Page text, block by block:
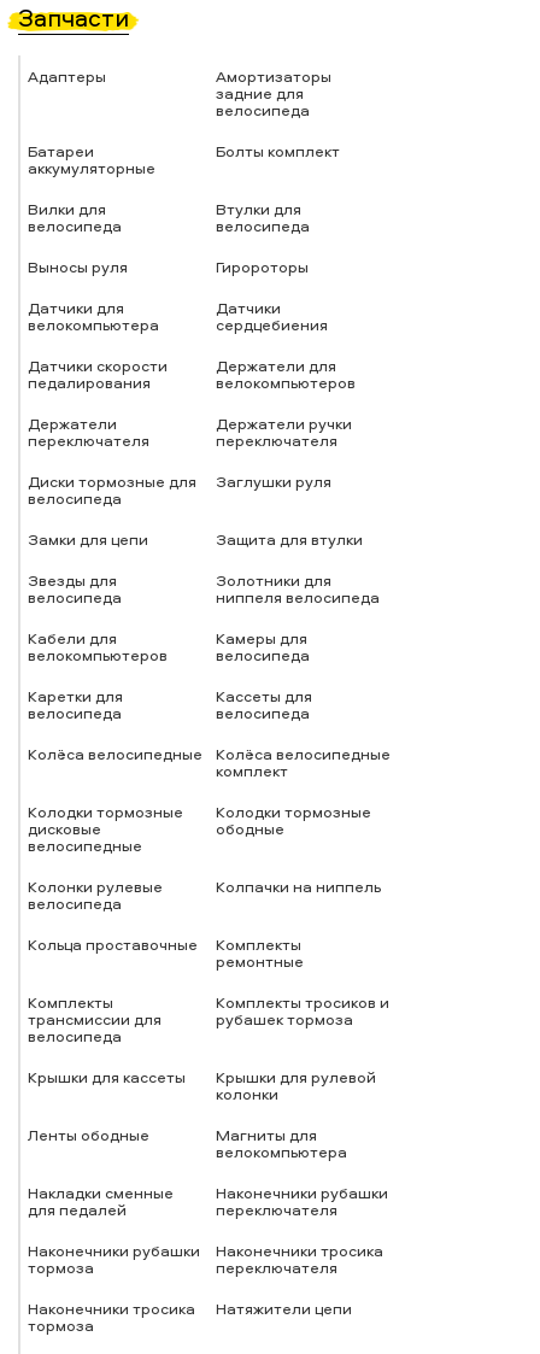
Запчасти
Адаптеры Амортизаторы
задние для
велосипеда
Батареи
аккумуляторные
Болты комплект
Вилки для
велосипеда
Втулки для
велосипеда
Выносы руля
Гиророторы
Датчики для
велокомпьютера
Датчики
сердцебиения
Датчики скорости
педалирования
Держатели для
велокомпьютеров
Держатели
переключателя
Держатели ручки
переключателя
Диски тормозные для
велосипеда
Заглушки руля
Замки для цепи
Защита для втулки
Звезды для
велосипеда
Золотники для
ниппеля велосипеда
Кабели для
велокомпьютеров
Камеры для
велосипеда
Каретки для
велосипеда
Кассеты для
велосипеда
Колёса велосипедные
Колёса велосипедные
комплект
Колодки тормозные
дисковые
велосипедные
Колодки тормозные
ободные
Колонки рулевые
велосипеда
Колпачки на ниппель
Кольца проставочные Комплекты
ремонтные
Комплекты
трансмиссии для
велосипеда
Комплекты тросиков и
рубашек тормоза
Крышки для кассеты Крышки для рулевой
колонки
Ленты ободные
Магниты для
велокомпьютера
Накладки сменные
для педалей
Наконечники рубашки
переключателя
Наконечники рубашки
тормоза
Наконечники тросика
переключателя
Наконечники тросика
тормоза
Натяжители цепи